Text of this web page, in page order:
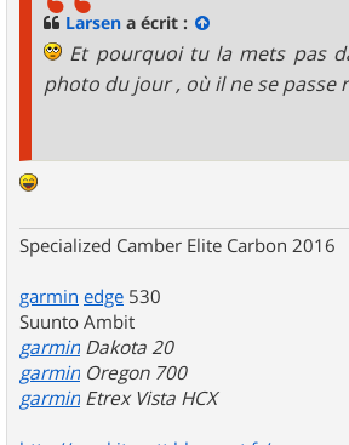
Larsen a écrit :
Et pourquoi tu la mets pas
photo du jour , où il ne se passe
Specialized Camber Elite Carbon 2016
garmin edge 530
Suunto Ambit
garmin Dakota 20
garmin Oregon 700
garmin Etrex Vista HCX